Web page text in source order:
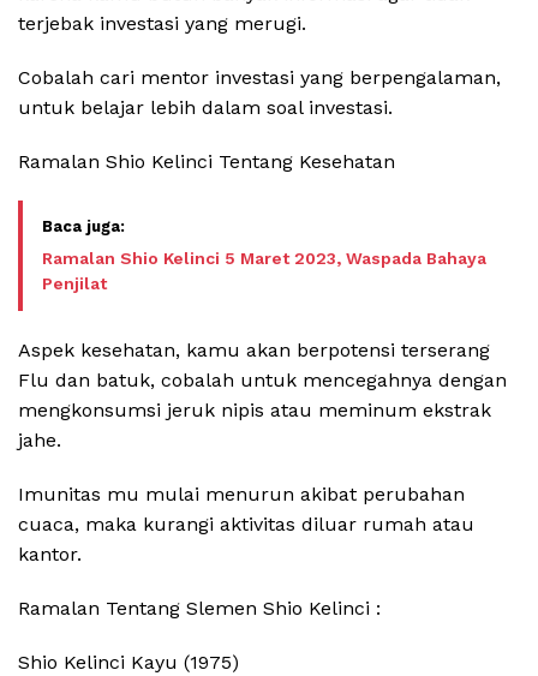
terjebak investasi yang merugi.
Cobalah cari mentor investasi yang berpengalaman,
untuk belajar lebih dalam soal investasi.
Ramalan Shio Kelinci Tentang Kesehatan
Ramalan Shio Kelinci 5 Maret 2023, Waspada Bahaya
Penjilat
Aspek kesehatan, kamu akan berpotensi terserang
Flu dan batuk, cobalah untuk mencegahnya dengan
mengkonsumsi jeruk nipis atau meminum ekstrak
jahe.
Imunitas mu mulai menurun akibat perubahan
cuaca, maka kurangi aktivitas diluar rumah atau
kantor.
Ramalan Tentang Slemen Shio Kelinci :
Shio Kelinci Kayu (1975)